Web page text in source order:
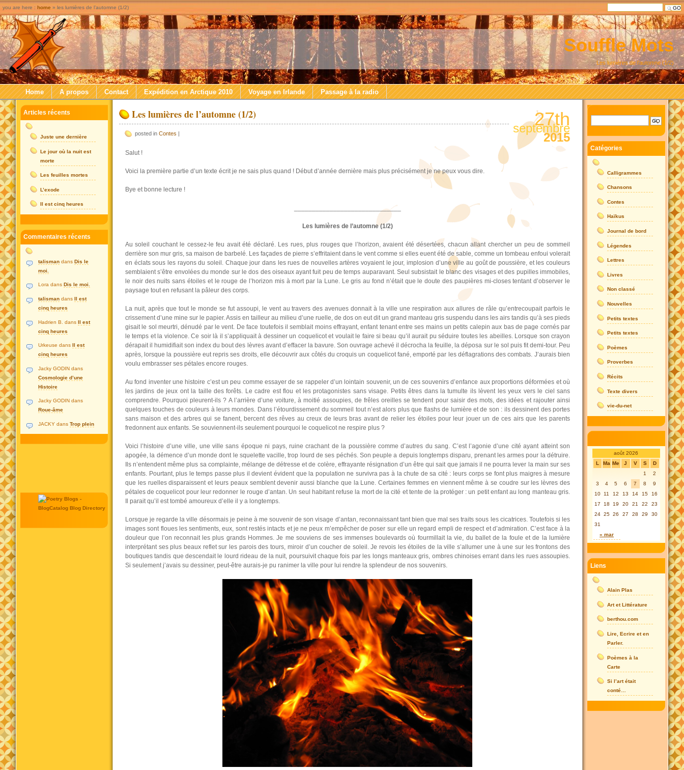
Souffle Mots
Les lumières de l’automne (1/2)
Home A propos Contact Expédition en Arctique 2010 Voyage en Irlande Passage à la radio
27th
septembre
2015
Les lumières de l’automne (1/2)
posted in Contes |
Salut !
Voici la première partie d’un texte écrit je ne sais plus quand ! Début d’année dernière mais plus précisément je ne peux vous dire.
Bye et bonne lecture !
______________________________
Les lumières de l’automne (1/2)
Au soleil couchant le cessez-le feu avait été déclaré. Les rues, plus rouges que l’horizon, avaient été désertées, chacun allant chercher un peu de sommeil
derrière son mur gris, sa maison de barbelé. Les façades de pierre s’effritaient dans le vent comme si elles euent été de sable, comme un tombeau enfoui volerait
en éclats sous les rayons du soleil. Chaque jour dans les rues de nouvelles artères voyaient le jour, implosion d’une ville au goût de poussière, et les couleurs
semblaient s’être envolées du monde sur le dos des oiseaux ayant fuit peu de temps auparavant. Seul subsistait le blanc des visages et des pupilles immobiles,
le noir des nuits sans étoiles et le rouge de l’horizon mis à mort par la Lune. Le gris au fond n’était que le doute des paupières mi-closes tentant d’observer le
paysage tout en refusant la pâleur des corps.
La nuit, après que tout le monde se fut assoupi, le vent au travers des avenues donnait à la ville une respiration aux allures de râle qu’entrecoupait parfois le
crissement d’une mine sur le papier. Assis en tailleur au milieu d’une ruelle, de dos on eut dit un grand manteau gris suspendu dans les airs tandis qu’à ses pieds
gisait le sol meurtri, dénudé par le vent. De face toutefois il semblait moins effrayant, enfant tenant entre ses mains un petits calepin aux bas de page cornés par
le temps et la violence. Ce soir là il s’appliquait à dessiner un coquelicot et voulait le faire si beau qu’il aurait pu séduire toutes les abeilles. Lorsque son crayon
dérapait il humidifiait son index du bout des lèvres avant d’effacer la bavure. Son ouvrage achevé il décrocha la feuille, la déposa sur le sol puis fit demi-tour. Peu
après, lorsque la poussière eut repris ses droits, elle découvrir aux côtés du croquis un coquelicot fané, emporté par les déflagrations des combats. J’aurais bien
voulu embrasser ses pétales encore rouges.
Au fond inventer une histoire c’est un peu comme essayer de se rappeler d’un lointain souvenir, un de ces souvenirs d’enfance aux proportions déformées et où
les jardins de jeux ont la taille des forêts. Le cadre est flou et les protagonistes sans visage. Petits êtres dans la tumulte ils lèvent les yeux vers le ciel sans
comprendre. Pourquoi pleurent-ils ? A l’arrière d’une voiture, à moitié assoupies, de frêles oreilles se tendent pour saisir des mots, des idées et rajouter ainsi
quelques touches de couleurs à leurs mondes. Dans l’étourdissement du sommeil tout n’est alors plus que flashs de lumière et de son : ils dessinent des portes
sans maison et des arbres qui se fanent, bercent des rêves au creux de leurs bras avant de relier les étoiles pour leur jouer un de ces airs que les parents
fredonnent aux enfants. Se souviennent-ils seulement pourquoi le coquelicot ne respire plus ?
Voici l’histoire d’une ville, une ville sans époque ni pays, ruine crachant de la poussière comme d’autres du sang. C’est l’agonie d’une cité ayant atteint son
apogée, la démence d’un monde dont le squelette vacille, trop lourd de ses péchés. Son peuple a depuis longtemps disparu, prenant les armes pour la détruire.
Ils n’entendent même plus sa complainte, mélange de détresse et de colère, effrayante résignation d’un être qui sait que jamais il ne pourra lever la main sur ses
enfants. Pourtant, plus le temps passe plus il devient évident que la population ne survivra pas à la chute de sa cité : leurs corps se font plus maigres à mesure
que les ruelles disparaissent et leurs peaux semblent devenir aussi blanche que la Lune. Certaines femmes en viennent même à se coudre sur les lèvres des
pétales de coquelicot pour leur redonner le rouge d’antan. Un seul habitant refuse la mort de la cité et tente de la protéger : un petit enfant au long manteau gris.
Il parait qu’il est tombé amoureux d’elle il y a longtemps.
Lorsque je regarde la ville désormais je peine à me souvenir de son visage d’antan, reconnaissant tant bien que mal ses traits sous les cicatrices. Toutefois si les
images sont floues les sentiments, eux, sont restés intacts et je ne peux m’empêcher de poser sur elle un regard empli de respect et d’admiration. C’est face à la
douleur que l’on reconnait les plus grands Hommes. Je me souviens de ses immenses boulevards où fourmillait la vie, du ballet de la foule et de la lumière
interprétant ses plus beaux reflet sur les parois des tours, miroir d’un coucher de soleil. Je revois les étoiles de la ville s’allumer une à une sur les frontons des
boutiques tandis que descendait le lourd rideau de la nuit, poursuivit chaque fois par les longs manteaux gris, ombres chinoises errant dans les rues assoupies.
Si seulement j’avais su dessiner, peut-être aurais-je pu ranimer la ville pour lui rendre la splendeur de nos souvenirs.
Articles récents
Juste une dernière
Le jour où la nuit est
morte
Les feuilles mortes
L’exode
Il est cinq heures
Commentaires récents
talismandans Dis le
moi.
Lora dans Dis le moi.
talismandans Il est
cinq heures
Hadrien B. dans Il est
cinq heures
Urkeuse dans Il est
cinq heures
Jacky GODIN dans
Cosmologie d’une
Histoire
Jacky GODIN dans
Roue-âme
JACKY dans Trop plein
Catégories
Calligrammes
Chansons
Contes
Haïkus
Journal de bord
Légendes
Lettres
Livres
Non classé
Nouvelles
Petits textes
Petits textes
Poèmes
Proverbes
Récits
Texte divers
vie-du-net
août 2026
L
Ma Me J V S D
« mar
1
2
3
4 5 6 7 8
9
10
11 12 13 14 15
16
17
18 19 20 21 22
23
24 25 26 27 28 29
30
31
Liens
Alain Plas
Art et Littérature
berthou.com
Lire, Ecrire et en
Parler.
Poèmes à la
Carte
Si l’art était
conté…
you are here : home » les lumières de l’automne (1/2)